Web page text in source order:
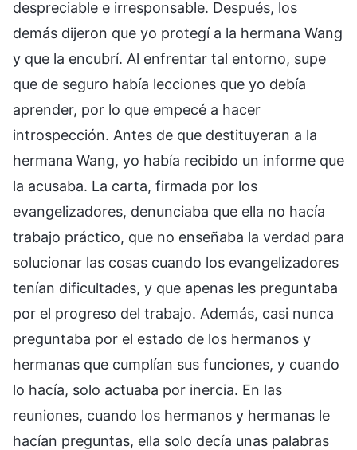
despreciable e irresponsable. Después, los
demás dijeron que yo protegí a la hermana Wang
y que la encubrí. Al enfrentar tal entorno, supe
que de seguro había lecciones que yo debía
aprender, por lo que empecé a hacer
introspección. Antes de que destituyeran a la
hermana Wang, yo había recibido un informe que
la acusaba. La carta, firmada por los
evangelizadores, denunciaba que ella no hacía
trabajo práctico, que no enseñaba la verdad para
solucionar las cosas cuando los evangelizadores
tenían dificultades, y que apenas les preguntaba
por el progreso del trabajo. Además, casi nunca
preguntaba por el estado de los hermanos y
hermanas que cumplían sus funciones, y cuando
lo hacía, solo actuaba por inercia. En las
reuniones, cuando los hermanos y hermanas le
hacían preguntas, ella solo decía unas palabras